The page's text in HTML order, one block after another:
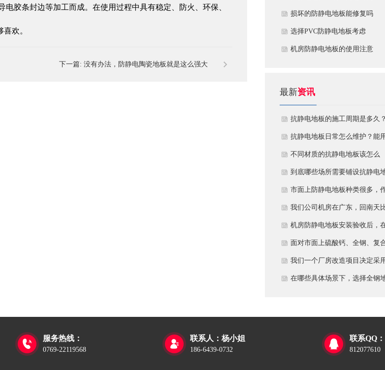
胶条封边等加工而成。在使用过程中具有稳定、防火、环保、
欢。
下一篇: 没有办法，防静电陶瓷地板就是这么强大
损坏的防静电地板能修复吗
​选择PVC防静电地板考虑
机房防静电地板的使用注意
最新资讯
抗静电地板的施工周期是多久
需要注意什么?
抗静电地板日常怎么维护？能
多久？
不同材质的抗静电地板该怎么
选？
到底哪些场所需要铺设抗静电
板？
市面上防静电地板种类很多，
为采购方，我们该如何鉴别地
的质量好坏？所谓的“系统电
阻”为什么很重要？
我们公司机房在广东，回南天
较潮湿，这种环境下使用防静
地板要注意什么？日常维护有
些要点？
机房防静电地板安装验收后，
日常运维中常常被忽视。请问
一套规范的、可操作的维护规
应包含哪些内容？有哪些“小问
面对市面上硫酸钙、全钢、复
等多种类型的机房防静电地板
我们该如何科学选型？除了预
我们一个厂房改造项目决定采
全钢防静电地板。听说它的安
错的环节，以及如何建立有效
维护制度来保障其长期稳定运
在哪些具体场景下，选择全钢

服务热线：
0769-22119568

联系人：杨小姐
186-6439-0732

联系QQ：
812077610